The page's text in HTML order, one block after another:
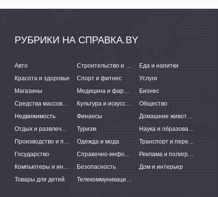
РУБРИКИ НА СПРАВКА.BY
Авто Строительство и ремонт
Еда и напитки
Красота и здоровье
Спорт и фитнес
Услуги
Магазины
Медицина и фармацевтика
Бизнес
Средства массовой информации
Культура и искусство
Общество
Недвижимость
Финансы
Домашние животные
Отдых и развлечения
Туризм
Наука и образование
Производство и поставки
Одежда и мода
Транспорт и перевозки
Государство
Справочно-информационные системы
Реклама и полиграфия
Компьютеры и интернет
Безопасность
Дом и интерьер
Товары для детей
Телекоммуникации и связь